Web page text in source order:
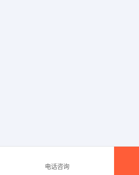
电话咨询